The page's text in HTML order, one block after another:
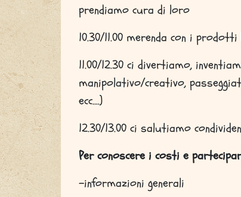
prendiamo cura di loro
10.30/11.00 merenda con i
11.00/12.30 ci divertiamo,
manipolativo/creativo,
ecc....)
12.30/13.00 ci salutiamo
Per conoscere i costi e
-informazioni generali